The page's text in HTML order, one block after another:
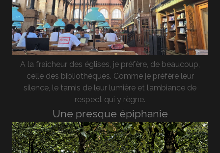
A la fraîcheur des églises, je préfère, de beaucoup,
celle des bibliothèques. Comme je préfère leur
silence, le tamis de leur lumière et l’ambiance de
respect qui y règne.
Une presque épiphanie